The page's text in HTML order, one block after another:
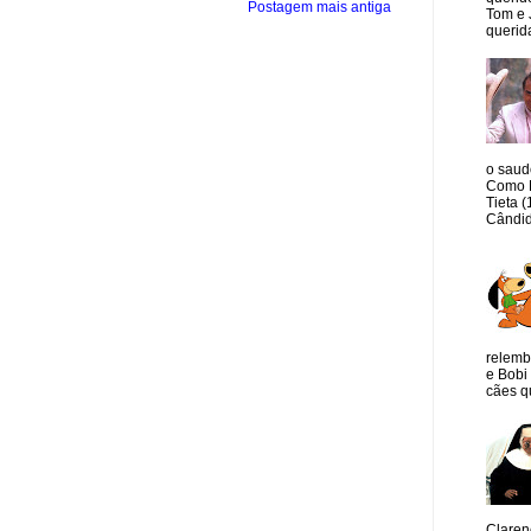
Postagem mais antiga
Tom e
o
Como
Tieta
e Bobi
cães